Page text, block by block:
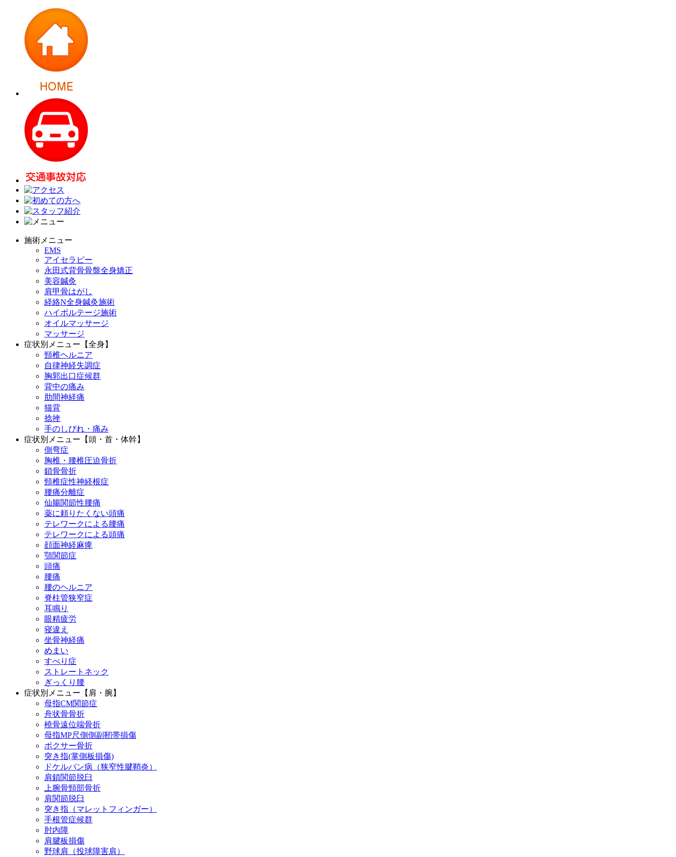
施術メニュー
EMS
アイセラピー
永田式背骨骨盤全身矯正
美容鍼灸
肩甲骨はがし
経絡N全身鍼灸施術
ハイボルテージ施術
オイルマッサージ
マッサージ
症状別メニュー【全身】
頸椎ヘルニア
自律神経失調症
胸郭出口症候群
背中の痛み
肋間神経痛
猫背
捻挫
手のしびれ・痛み
症状別メニュー【頭・首・体幹】
側弯症
胸椎・腰椎圧迫骨折
鎖骨骨折
頸椎症性神経根症
腰痛分離症
仙腸関節性腰痛
薬に頼りたくない頭痛
テレワークによる腰痛
テレワークによる頭痛
顔面神経麻痺
顎関節症
頭痛
腰痛
腰のヘルニア
脊柱管狭窄症
耳鳴り
眼精疲労
寝違え
坐骨神経痛
めまい
すべり症
ストレートネック
ぎっくり腰
症状別メニュー【肩・腕】
母指CM関節症
舟状骨骨折
橈骨遠位端骨折
母指MP尺側側副靭帯損傷
ボクサー骨折
突き指(掌側板損傷)
ドケルバン病（狭窄性腱鞘炎）
肩鎖関節脱臼
上腕骨頸部骨折
肩関節脱臼
突き指（マレットフィンガー）
手根管症候群
肘内障
肩腱板損傷
野球肩（投球障害肩）